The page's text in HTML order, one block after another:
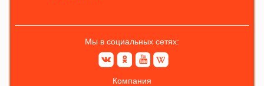
Мы в социальных сетях:
Компания